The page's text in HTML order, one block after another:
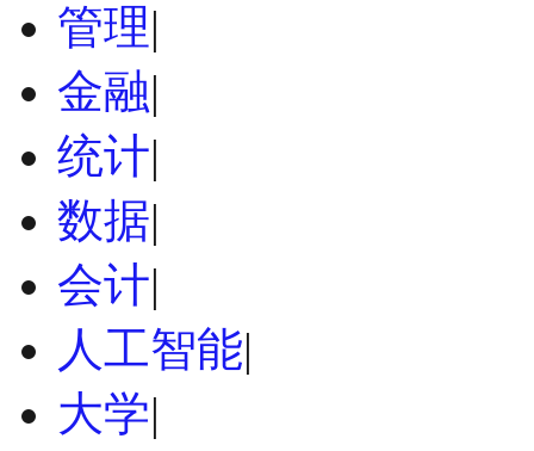
管理|
金融|
统计|
数据|
会计|
人工智能|
大学|